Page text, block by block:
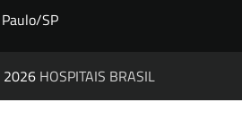
SP
2026 HOSPITAIS BRASIL